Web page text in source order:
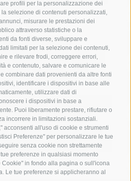
profili per la personalizzazione dei
selezione di contenuti personalizzati,
misurare le prestazioni dei
attraverso statistiche o la
da fonti diverse, sviluppare e
limitati per la selezione dei contenuti,
e rilevare frodi, correggere errori,
e contenuto, salvare e comunicare le
combinare dati provenienti da altre fonti
identificare i dispositivi in base alle
utilizzare dati di
i dispositivi in base a
Puoi liberamente prestare, rifiutare o
incorrere in limitazioni sostanziali.
acconsenti all'uso di cookie e strumenti
Preferenze" per personalizzare le tue
senza cookie non strettamente
preferenze in qualsiasi momento
in fondo alla pagina o sull'icona
Le tue preferenze si applicheranno al
circumvesuviana
contagi
19 eav
elezioni
guardia costiera
incidente
mare
massa lubrense
napoli
ordinanza
di sorrento
polizia municipale
Campania
sant'agnello
studenti temporali
treni
villa fiorentino vincenzo de luca